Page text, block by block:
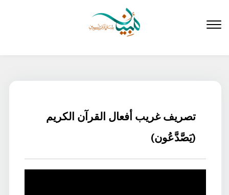
المحتوى
تصريف غريب أفعال القرآن الكريم
(يَصَّدَّعُون)